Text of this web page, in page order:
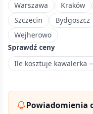
Warszawa
Kraków
Szczecin
Bydgoszcz
Wejherowo
Sprawdź ceny
Ile kosztuje kawalerka
Powiadomienia